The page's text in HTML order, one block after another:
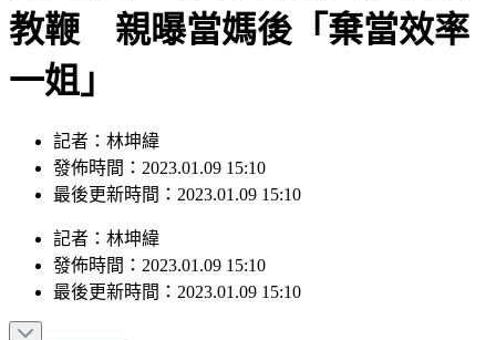
教鞭 親曝當媽後「棄當效率
一姐」
記者：林坤緯
發佈時間：2023.01.09 15:10
最後更新時間：2023.01.09 15:10
記者 ： 林坤緯
發佈時間： 2023.01.09 15:10
最後更新時間： 2023.01.09 15:10